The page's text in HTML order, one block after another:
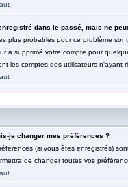
dans le passé, mais ne
plus probables pour ce problème
a supprimé votre compte pour
les comptes des utilisateurs n'ayant
je changer mes préférences ?
(si vous êtes enregistrés)
de changer toutes vos